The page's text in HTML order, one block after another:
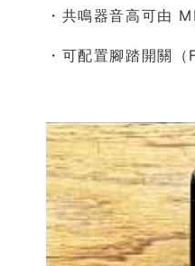
・共鳴器音高可由
・可配置腳踏開關